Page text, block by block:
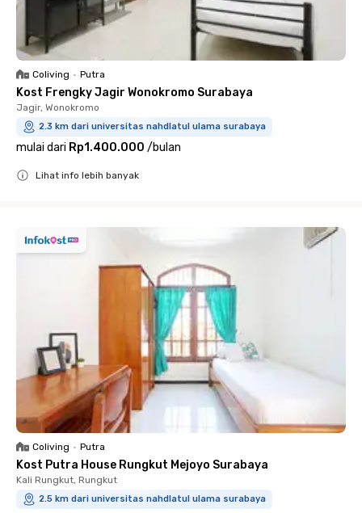
Coliving • Putra
Kost Frengky Jagir Wonokromo Surabaya
Jagir, Wonokromo
2.3 km dari universitas nahdlatul ulama surabaya
mulai dari Rp1.400.000 /bulan
Lihat info lebih banyak
Coliving • Putra
Kost Putra House Rungkut Mejoyo Surabaya
Kali Rungkut, Rungkut
2.5 km dari universitas nahdlatul ulama surabaya